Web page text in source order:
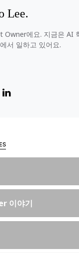
Lee.
Owner에요. 지금은 AI
서 일하고 있어요.
이야기